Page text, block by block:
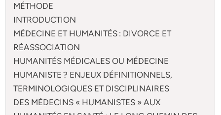
MÉTHODE
INTRODUCTION
MÉDECINE ET HUMANITÉS : DIVORCE ET
RÉASSOCIATION
HUMANITÉS MÉDICALES OU MÉDECINE
HUMANISTE ? ENJEUX DÉFINITIONNELS,
TERMINOLOGIQUES ET DISCIPLINAIRES
DES MÉDECINS « HUMANISTES » AUX